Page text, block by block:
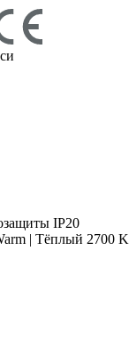
IP20
| Тёплый 2700 K